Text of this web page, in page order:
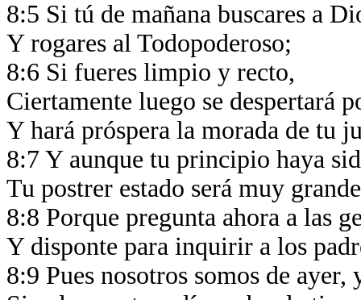
8:5 Si tú de mañana buscares a
Y rogares al Todopoderoso;
8:6 Si fueres limpio y recto,
Ciertamente luego se despertará
Y hará próspera la morada de tu
8:7 Y aunque tu principio haya
Tu postrer estado será muy
8:8 Porque pregunta ahora a las
Y disponte para inquirir a los
8:9 Pues nosotros somos de ayer,